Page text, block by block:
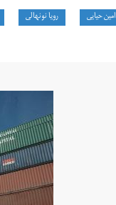
امین حیایی رویا نونهالی